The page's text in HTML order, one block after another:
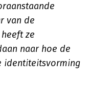
van de
ze
naar hoe de
identiteitsvorming